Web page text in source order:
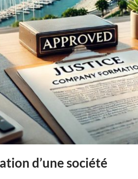
d’une société